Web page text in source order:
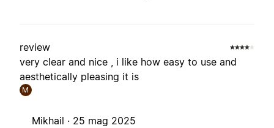
review
very clear and nice , i like how easy to use and
aesthetically pleasing it is
M
Mikhail · 25 mag 2025